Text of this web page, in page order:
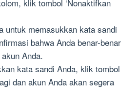
klik tombol ‘Nonaktifkan
untuk memasukkan kata sandi
bahwa Anda benar-benar
Anda.
kata sandi Anda, klik tombol
dan akun Anda akan segera